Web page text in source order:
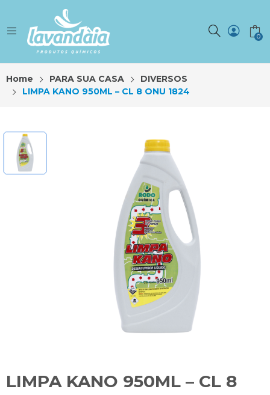
0
Home PARA SUA CASA
DIVERSOS
LIMPA KANO 950ML – CL 8 ONU 1824
LIMPA KANO 950ML – CL 8